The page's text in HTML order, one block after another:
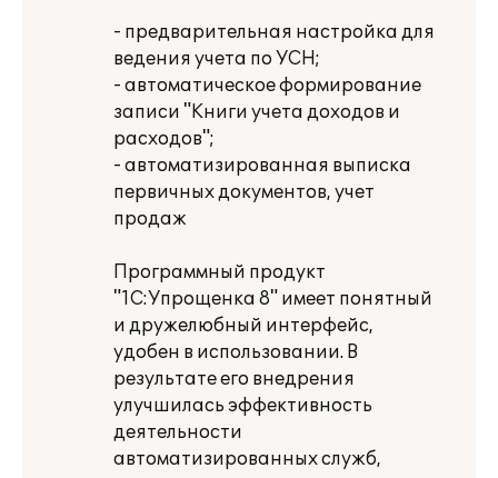
- предварительная настройка для
ведения учета по УСН;
- автоматическое формирование
записи "Книги учета доходов и
расходов";
- автоматизированная выписка
первичных документов, учет
продаж
Программный продукт
"1С:Упрощенка 8" имеет понятный
и дружелюбный интерфейс,
удобен в использовании. В
результате его внедрения
улучшилась эффективность
деятельности
автоматизированных служб,